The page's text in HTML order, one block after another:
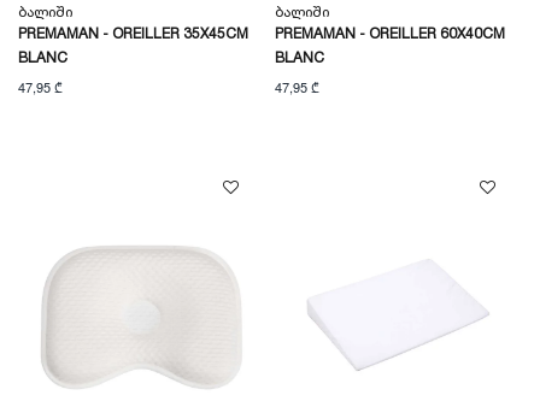
Ბალიში
PREMAMAN - OREILLER 35X45CM
BLANC
47,95 ₾
Ბალიში
PREMAMAN - OREILLER 60X40CM
BLANC
47,95 ₾